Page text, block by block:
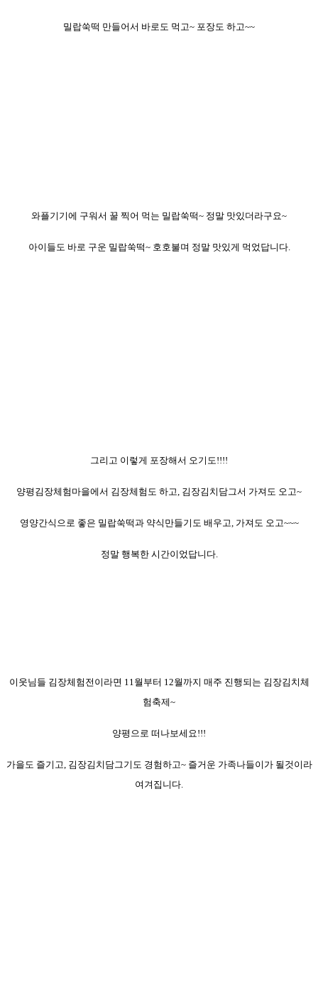
밀랍쑥떡 만들어서 바로도 먹고~ 포장도 하고~~
와플기기에 구워서 꿀 찍어 먹는 밀랍쑥떡~ 정말 맛있더라구요~
아이들도 바로 구운 밀랍쑥떡~ 호호불며 정말 맛있게 먹었답니다.
그리고 이렇게 포장해서 오기도!!!!
양평김장체험마을에서 김장체험도 하고, 김장김치담그서 가져도 오고~
영양간식으로 좋은 밀랍쑥떡과 약식만들기도 배우고, 가져도 오고~~~
정말 행복한 시간이었답니다.
이웃님들 김장체험전이라면 11월부터 12월까지 매주 진행되는 김장김치체
험축제~
양평으로 떠나보세요!!!
가을도 즐기고, 김장김치담그기도 경험하고~ 즐거운 가족나들이가 될것이라
여겨집니다.